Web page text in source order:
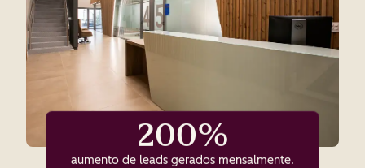
200%
aumento de leads gerados mensalmente.